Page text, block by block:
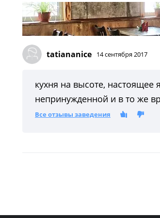
tatiananice 14 сентября 2017
кухня на высоте, настоящее
непринужденной и в то же
Все отзывы заведения